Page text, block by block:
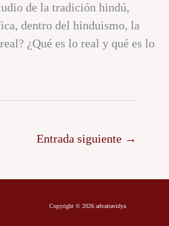
de la tradición hindú,
dentro del hinduismo, la
¿Qué es lo real y qué es lo
Entrada siguiente →
Copyright © 2026 advaitavidya